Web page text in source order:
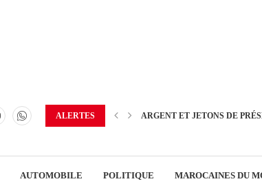
ENSEIGNEMENT
ALERTES ARGENT ET JETONS DE
AUTOMOBILE POLITIQUE MAROCAINES DU